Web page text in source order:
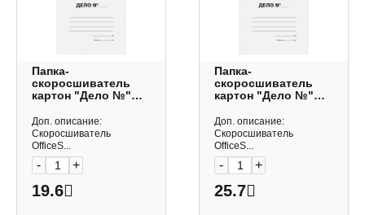
Папка-
скоросшиватель
картон "Дело №"
немелов. A-
SD32_344/158526
OfficeSpace
Доп. описание:
Скоросшиватель
OfficeS...
- +
19.6
Папка-
скоросшиватель
картон "Дело №"
мелов. A-
SD38M_346/158528
OfficeSpace
Доп. описание:
Скоросшиватель
OfficeS...
- +
25.7